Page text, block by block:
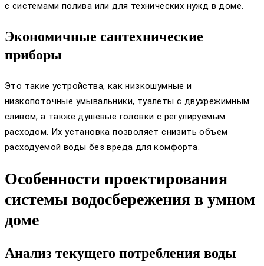
с системами полива или для технических нужд в доме.
Экономичные сантехнические
приборы
Это такие устройства, как низкошумные и
низкопоточные умывальники, туалеты с двухрежимным
сливом, а также душевые головки с регулируемым
расходом. Их установка позволяет снизить объем
расходуемой воды без вреда для комфорта.
Особенности проектирования
системы водосбережения в умном
доме
Анализ текущего потребления воды